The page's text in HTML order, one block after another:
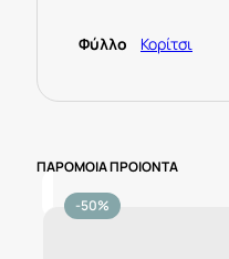
Φύλλο Κορίτσι
ΠΑΡΟΜΟΙΑ ΠΡΟΙΟΝΤΑ
-50%